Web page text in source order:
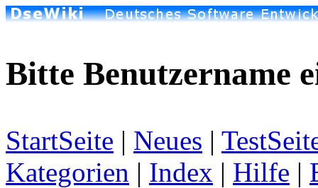
Bitte Benutzername
StartSeite | Neues |
Kategorien | Index | Hilfe |